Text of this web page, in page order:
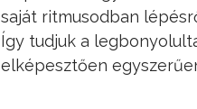
saját ritmusodban
Így tudjuk a
elképesztően